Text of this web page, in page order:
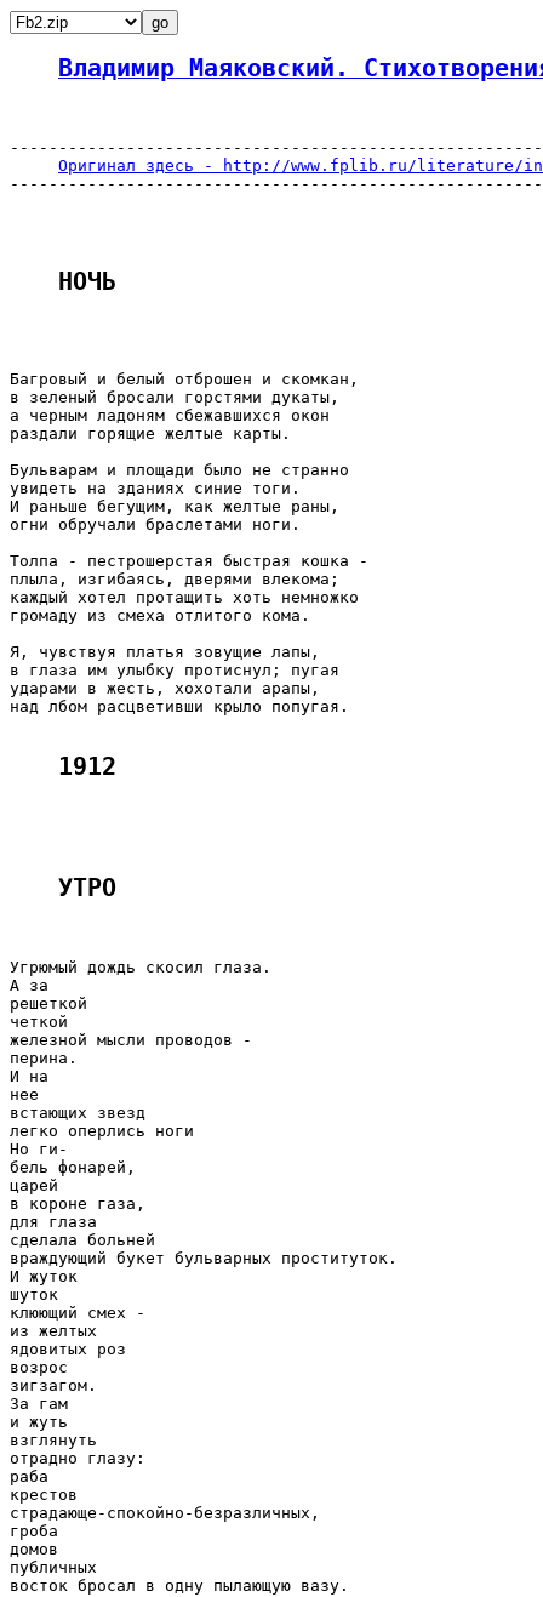
Владимир Маяковский.
Оригинал здесь - http://www.fplib.ru/literature/
НОЧЬ
Багровый и белый отброшен и скомкан,
в зеленый бросали горстями дукаты,
а черным ладоням сбежавшихся окон
раздали горящие желтые карты.
Бульварам и площади было не странно
увидеть на зданиях синие тоги.
И раньше бегущим, как желтые раны,
огни обручали браслетами ноги.
Толпа - пестрошерстая быстрая кошка -
плыла, изгибаясь, дверями влекома;
каждый хотел протащить хоть немножко
громаду из смеха отлитого кома.
Я, чувствуя платья зовущие лапы,
в глаза им улыбку протиснул; пугая
ударами в жесть, хохотали арапы,
над лбом расцветивши крыло попугая.
1912
УТРО
Угрюмый дождь скосил глаза.
А за
решеткой
четкой
железной мысли проводов -
перина.
И на
нее
встающих звезд
легко оперлись ноги
Но ги-
бель фонарей,
царей
в короне газа,
для глаза
сделала больней
враждующий букет бульварных проституток.
И жуток
шуток
клюющий смех -
из желтых
ядовитых роз
возрос
зигзагом.
За гам
и жуть
взглянуть
отрадно глазу:
раба
крестов
страдающе-спокойно-безразличных,
гроба
домов
публичных
восток бросал в одну пылающую вазу.